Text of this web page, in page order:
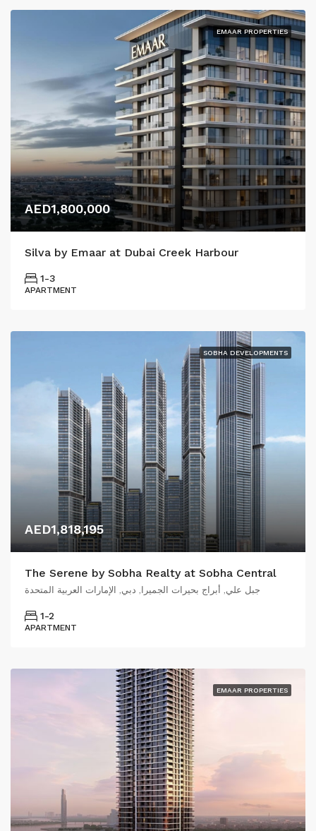
EMAAR PROPERTIES
AED1,800,000
Silva by Emaar at Dubai Creek Harbour
1-3
APARTMENT
SOBHA DEVELOPMENTS
AED1,818,195
The Serene by Sobha Realty at Sobha Central
جبل علي, أبراج بحيرات الجميرا, دبي, الإمارات العربية المتحدة
1-2
APARTMENT
EMAAR PROPERTIES